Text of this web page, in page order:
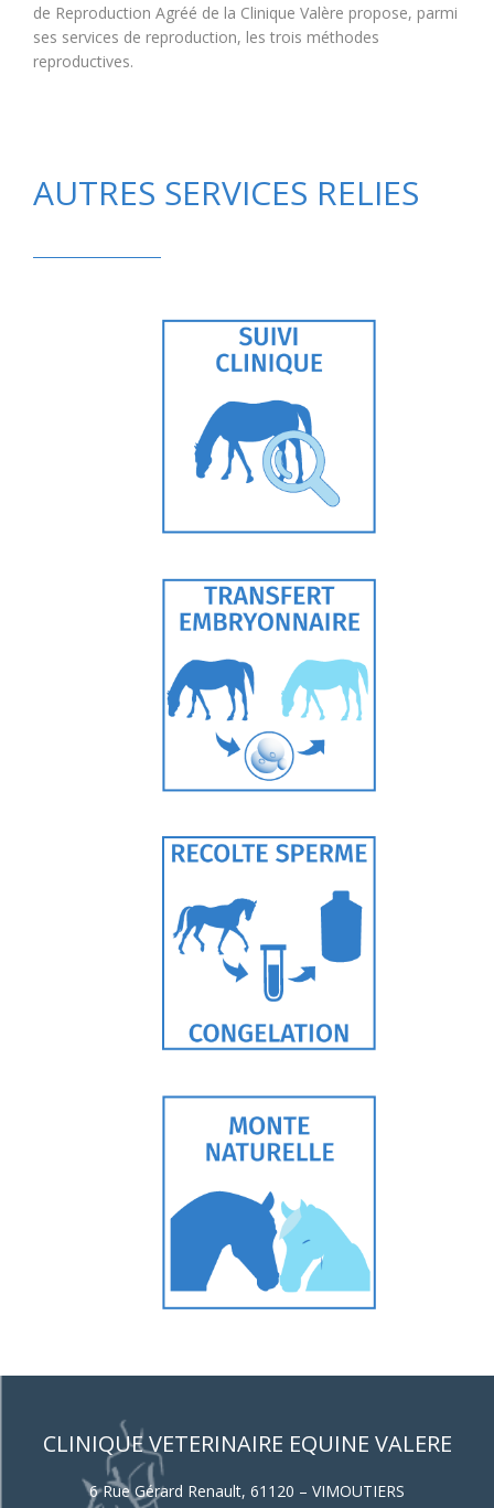
de Reproduction Agréé de la Clinique Valère propose, parmi
ses services de reproduction, les trois méthodes
reproductives.
AUTRES SERVICES RELIES
CLINIQUE VETERINAIRE EQUINE VALERE
6 Rue Gérard Renault, 61120 – VIMOUTIERS